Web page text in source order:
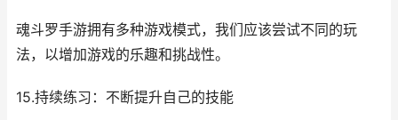
魂斗罗手游拥有多种游戏模式，我们应该尝试不同的玩
法，以增加游戏的乐趣和挑战性。
15.持续练习：不断提升自己的技能